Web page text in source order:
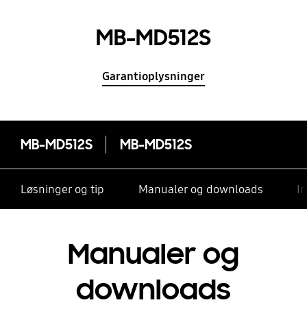
MB-MD512S
Garantioplysninger
MB-MD512S MB-MD512S
Løsninger og tip Manualer og downloads
Manualer og
downloads